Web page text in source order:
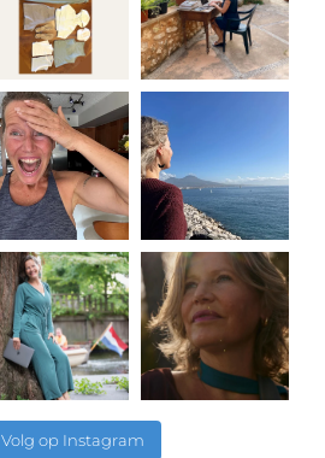
Volg op Instagram